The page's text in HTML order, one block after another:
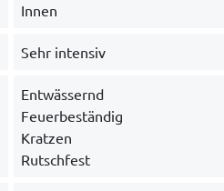
Innen
Sehr intensiv
Entwässernd
Feuerbeständig
Kratzen
Rutschfest